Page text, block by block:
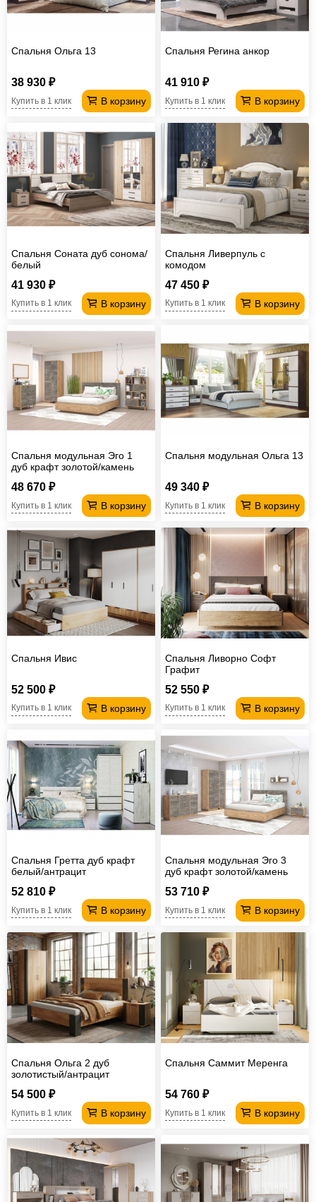
Спальня Ольга 13
38 930 ₽
В корзину
Купить в 1 клик
Спальня Регина анкор
41 910 ₽
В корзину
Купить в 1 клик
Спальня Соната дуб сонома/
белый
41 930 ₽
В корзину
Купить в 1 клик
Спальня Ливерпуль с
комодом
47 450 ₽
В корзину
Купить в 1 клик
Спальня модульная Эго 1
дуб крафт золотой/камень
48 670 ₽
В корзину
Купить в 1 клик
Спальня модульная Ольга 13
49 340 ₽
В корзину
Купить в 1 клик
Спальня Ивис
52 500 ₽
В корзину
Купить в 1 клик
Спальня Ливорно Софт
Графит
52 550 ₽
В корзину
Купить в 1 клик
Спальня Гретта дуб крафт
белый/антрацит
52 810 ₽
В корзину
Купить в 1 клик
Спальня модульная Эго 3
дуб крафт золотой/камень
53 710 ₽
В корзину
Купить в 1 клик
Спальня Ольга 2 дуб
золотистый/антрацит
54 500 ₽
В корзину
Купить в 1 клик
Спальня Саммит Меренга
54 760 ₽
В корзину
Купить в 1 клик